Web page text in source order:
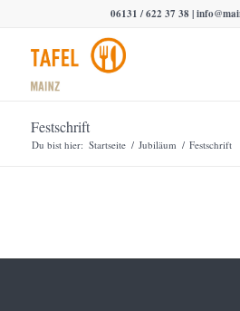
06131 / 622 37 38 |
Festschrift
Du bist hier: Startseite / Jubiläum / Festschrift